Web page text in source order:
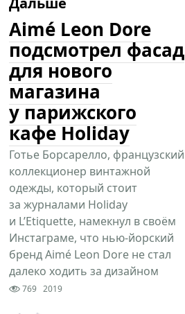
Aimé Leon Dore
подсмотрел фасад
для нового
магазина
у парижского
кафе Holiday
Готье Борсарелло, французский
коллекционер винтажной
одежды, который стоит
за журналами Holiday
и L’Etiquette, намекнул в своём
Инстаграме, что нью-йорский
бренд Aimé Leon Dore не стал
далеко ходить за дизайном
769 2019